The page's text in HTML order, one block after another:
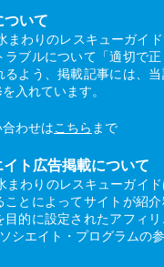
ついて
まわりのレスキューガイ
ブルについて「適切で正
るよう、掲載記事には、
入れています。
わせはこちら まで
ト広告掲載について
まわりのレスキューガイ
ことによってサイトが紹
目的に設定されたアフィ
シエイト・プログラムの参